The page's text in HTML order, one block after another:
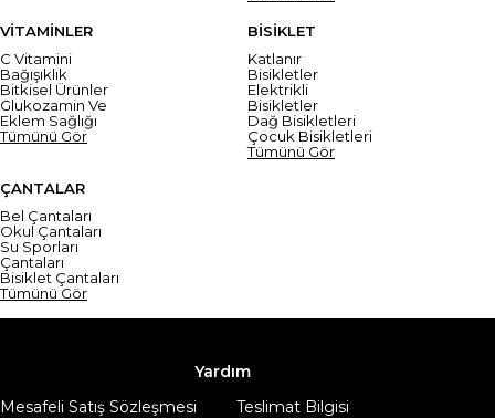
VİTAMİNLER
C Vitamini
Bağışıklık
Bitkisel Ürünler
Glukozamin Ve
Eklem Sağlığı
Tümünü Gör
BİSİKLET
Katlanır
Bisikletler
Elektrikli
Bisikletler
Dağ Bisikletleri
Çocuk Bisikletleri
Tümünü Gör
ÇANTALAR
Bel Çantaları
Okul Çantaları
Su Sporları
Çantaları
Bisiklet Çantaları
Tümünü Gör
Yardım
Mesafeli Satış Sözleşmesi
Teslimat Bilgisi